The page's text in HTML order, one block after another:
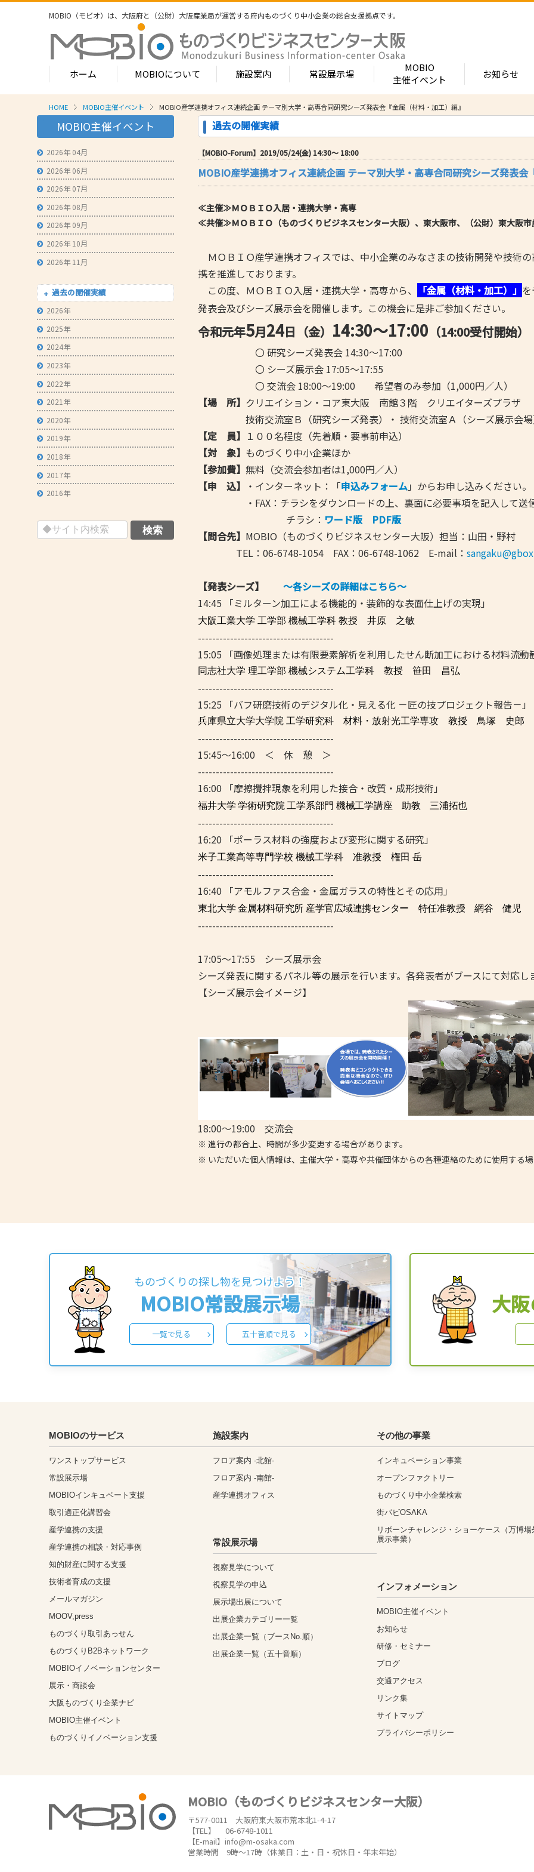
MOBIO（モビオ）は、大阪府と（公財）大阪産業局が運営する府内ものづくり中小企業の総合支援拠点です。
ホーム MOBIOについて
MOBIOのサービス
- ワンストップサービス
- 常設展示場
- MOBIOインキュベート支援
- 取引適正化講習会
- 産学連携の支援
- 知的財産に関する支援
- 技術者育成の支援
- メールマガジン
- 展示・商談会
- 大阪ものづくり企業ナビ
- MOBIO主催イベント
- 大規模展示商談会活用事業（出展支援事業）
- 大阪ものづくり優良企業賞
- 大阪製ブランド認定制度
- 大阪の伝統工芸品
- 大阪ものづくり企業 海外拠点リスト
MOBIOとは
- MOBIOの4つの
- オープンファク
- ものづくり中小
- リボーンチャレ
施設案内
- フロア案内 -北館-
1-2階（常設展示企業五十音順一覧）
常設展示場のご案内
3階
4階（インキュベートルーム）
- フロア案内 -南館-
1階
2階
3階
常設展示場
常設展示場
- MOBIO 常設展示場
視察見学について
展示場出展について
出展のメリット
出展するには？
よくある質問
出展企業の声
出展企業紹介
- 出展企業カテ
出展企業一覧（
- 業種から探す
機械・装置
電子・光学
包装・印刷・繊
MOBIO
主催イベント
お知らせ
HOME MOBIO主催イベント MOBIO産学連携オフィス連続企画 テーマ別大学・高専合同研究シーズ発表会『金属（材料・加工）編』
MOBIO主催イベント
2026年 04月
2026年 06月
2026年 07月
2026年 08月
2026年 09月
2026年 10月
2026年 11月
過去の開催実績
2026年
2025年
2024年
2023年
2022年
2021年
2020年
2019年
2018年
2017年
2016年
過去の開催実績
【MOBIO-Forum】2019/05/24(金) 14:30〜 18:00
MOBIO産学連携オフィス連続企画 テーマ別大学・高専合同研究シーズ発表
≪主催≫ＭＯＢＩＯ入居・連携大学・高専
≪共催≫ＭＯＢＩＯ（ものづくりビジネスセンター大阪）、東大阪市、（公財）東大阪
ＭＯＢＩＯ産学連携オフィスでは、中小企業のみなさまの技術開発や技術
携を推進しております。
この度、ＭＯＢＩＯ入居・連携大学・高専から、 「金属（材料・加工）」
発表会及びシーズ展示会を開催します。この機会に是非ご参加ください。
令和元年5月24日（金） 14:30～17:00 （14:00受付開始）
〇 研究シーズ発表会 14:30～17:00
〇 シーズ展示会 17:05～17:55
〇 交流会 18:00～19:00 希望者のみ参加（1,000円／人）
【場 所】 クリエイション・コア東大阪 南館３階 クリエイターズプラザ
技術交流室Ｂ（研究シーズ発表）・ 技術交流室Ａ（シーズ展示会場
【定 員】 １００名程度（先着順・要事前申込）
【対 象】 ものづくり中小企業ほか
【参加費】無料（交流会参加者は1,000円／人）
【申 込】
・インターネット：「申込みフォーム」からお申し込みください。
・FAX：チラシをダウンロードの上、裏面に必要事項を記入して送信
チラシ： ワード版
PDF版
【問合先】 MOBIO（ものづくりビジネスセンター大阪）担当：山田・野村
TEL：06-6748-1054 FAX：06-6748-1062 E-mail：
【発表シーズ】
～各シーズの詳細はこちら～
14:45 「ミルターン加工による機能的・装飾的な表面仕上げの実現」
大阪工業大学 工学部 機械工学科 教授 井原 之敏
--------------------------------------
15:05 「画像処理または有限要素解析を利用したせん断加工における材料流動
同志社大学 理工学部 機械システム工学科教授 笹田 昌弘
--------------------------------------
15:25 「バフ研磨技術のデジタル化・見える化 －匠の技プロジェクト報告－」
兵庫県立大学大学院 工学研究科材料・放射光工学専攻 教授 鳥塚 史郎
--------------------------------------
15:45～16:00 ＜ 休 憩 ＞
--------------------------------------
16:00 「摩擦攪拌現象を利用した接合・改質・成形技術」
福井大学 学術研究院 工学系部門 機械工学講座 助教 三浦拓也
--------------------------------------
16:20 「ポーラス材料の強度および変形に関する研究」
米子工業高等専門学校 機械工学科准教授 権田 岳
--------------------------------------
16:40 「アモルファス合金・金属ガラスの特性とその応用」
東北大学 金属材料研究所 産学官広域連携センター 特任准教授 網谷 健児
--------------------------------------
17:05～17:55 シーズ展示会
シーズ発表に関するパネル等の展示を行います。各発表者がブースにて対応し
【シーズ展示会イメージ】
18:00～19:00 交流会
※ 進行の都合上、時間が多少変更する場合があります。
※ いただいた個人情報は、主催大学・高専や共催団体からの各種連絡のために使用する場
ものづくりの探し物を見つけよう！
MOBIO常設展示場
一覧で見る 五十音順で見る
大
MOBIOのサービス
ワンストップサービス
常設展示場
MOBIOインキュベート支援
取引適正化講習会
産学連携の支援
産学連携の相談・対応事例
知的財産に関する支援
技術者育成の支援
メールマガジン
MOOV,press
ものづくり取引あっせん
ものづくりB2Bネットワーク
MOBIOイノベーションセンター
展示・商談会
大阪ものづくり企業ナビ
MOBIO主催イベント
ものづくりイノベーション支援
施設案内
フロア案内 -北館-
フロア案内 -南館-
産学連携オフィス
常設展示場
視察見学について
視察見学の申込
展示場出展について
出展企業カテゴリー一覧
出展企業一覧（ブースNo.順）
出展企業一覧（五十音順）
その他の事業
インキュベーション事業
オープンファクトリー
ものづくり中小企業検索
街パビOSAKA
リボーンチャレンジ・ショーケース（万博場
展示事業）
インフォメーション
MOBIO主催イベント
お知らせ
研修・セミナー
ブログ
交通アクセス
リンク集
サイトマップ
プライバシーポリシー
MOBIO（ものづくりビジネスセンター大阪）
〒577-0011 大阪府東大阪市荒本北1-4-17
【TEL】 06-6748-1011
【E-mail】info@m-osaka.com
営業時間 9時～17時（休業日：土・日・祝休日・年末年始）